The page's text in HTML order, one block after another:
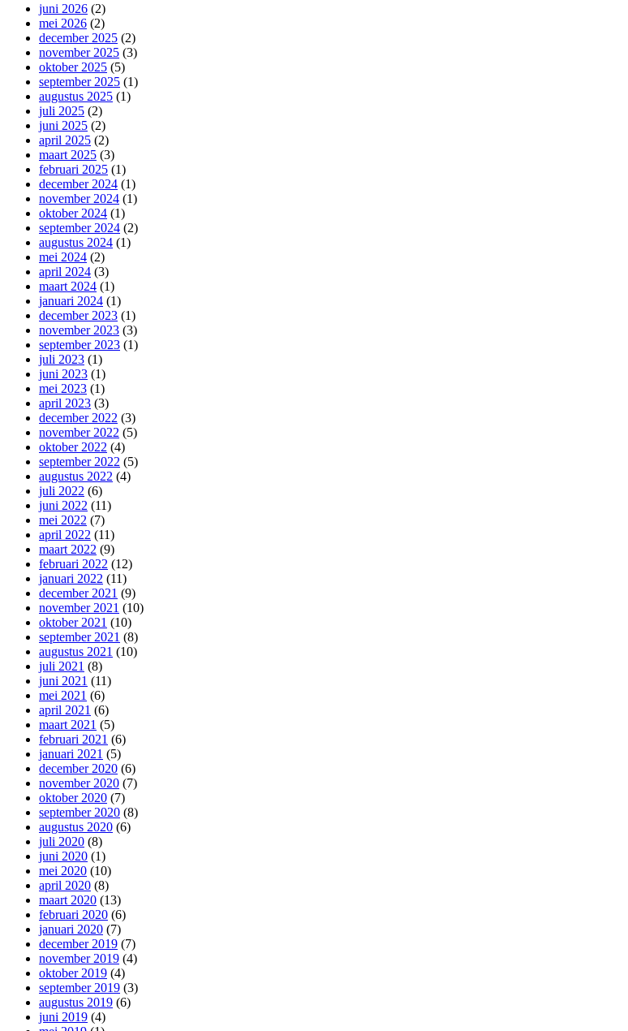
juni 2026 (2)
mei 2026 (2)
december 2025 (2)
november 2025 (3)
oktober 2025 (5)
september 2025 (1)
augustus 2025 (1)
juli 2025 (2)
juni 2025 (2)
april 2025 (2)
maart 2025 (3)
februari 2025 (1)
december 2024 (1)
november 2024 (1)
oktober 2024 (1)
september 2024 (2)
augustus 2024 (1)
mei 2024 (2)
april 2024 (3)
maart 2024 (1)
januari 2024 (1)
december 2023 (1)
november 2023 (3)
september 2023 (1)
juli 2023 (1)
juni 2023 (1)
mei 2023 (1)
april 2023 (3)
december 2022 (3)
november 2022 (5)
oktober 2022 (4)
september 2022 (5)
augustus 2022 (4)
juli 2022 (6)
juni 2022 (11)
mei 2022 (7)
april 2022 (11)
maart 2022 (9)
februari 2022 (12)
januari 2022 (11)
december 2021 (9)
november 2021 (10)
oktober 2021 (10)
september 2021 (8)
augustus 2021 (10)
juli 2021 (8)
juni 2021 (11)
mei 2021 (6)
april 2021 (6)
maart 2021 (5)
februari 2021 (6)
januari 2021 (5)
december 2020 (6)
november 2020 (7)
oktober 2020 (7)
september 2020 (8)
augustus 2020 (6)
juli 2020 (8)
juni 2020 (1)
mei 2020 (10)
april 2020 (8)
maart 2020 (13)
februari 2020 (6)
januari 2020 (7)
december 2019 (7)
november 2019 (4)
oktober 2019 (4)
september 2019 (3)
augustus 2019 (6)
juni 2019 (4)